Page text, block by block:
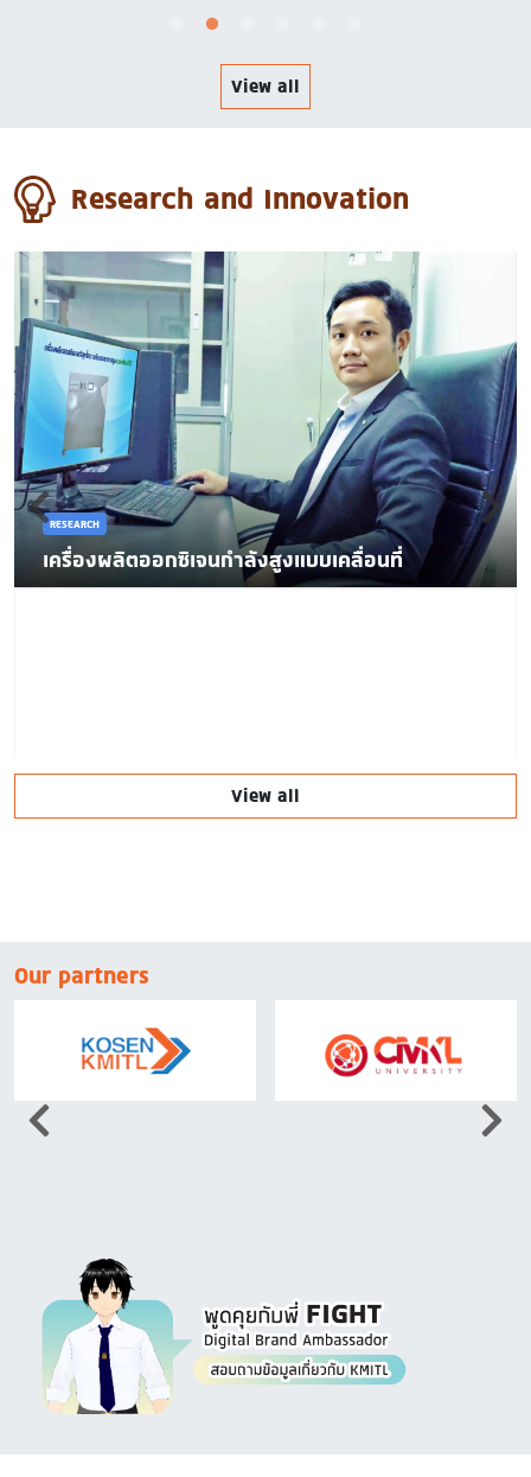
View all
Research and Innovation
RESEARCH
เครื่องผลิตออกซิเจนกำลังสูงแบบเคลื่อนที่
View all
Our partners